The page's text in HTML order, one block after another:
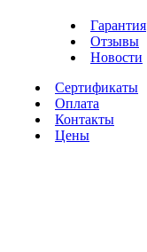
Гарантия
Отзывы
Новости
Сертификаты
Оплата
Контакты
Цены